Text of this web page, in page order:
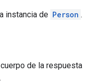
instancia de Person .
de la respuesta
.